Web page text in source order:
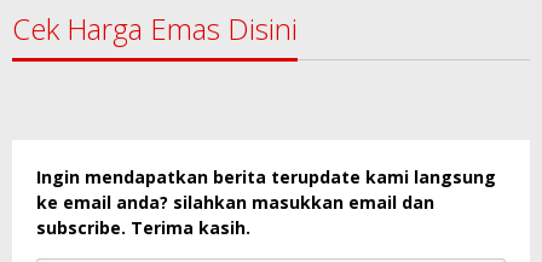
Cek Harga Emas Disini
Ingin mendapatkan berita terupdate kami langsung
ke email anda? silahkan masukkan email dan
subscribe. Terima kasih.